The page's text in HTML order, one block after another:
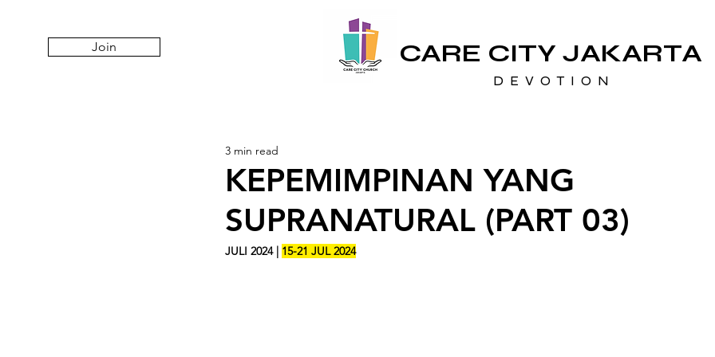
Join CARE CITY JAKARTA
D E V O T I O N
KEPEMIMPINAN YANG
SUPRANATURAL (PART 03)
3 min read
JULI 2024 | 15-21 JUL 2024